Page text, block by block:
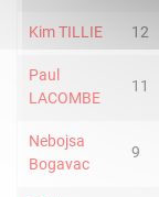
Kim TILLIE 12
Paul
LACOMBE
11
Nebojsa
Bogavac
9